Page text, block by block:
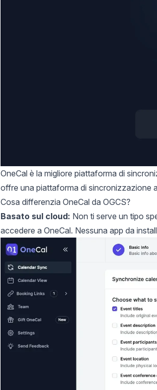
OneCal è la migliore piattaforma di
offre una piattaforma di sincronizzazione
Cosa differenzia OneCal da OGCS?
Basato sul cloud: Non ti serve un tipo
accedere a OneCal. Nessuna app da